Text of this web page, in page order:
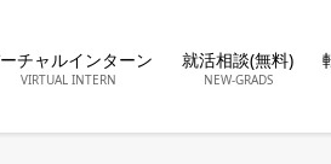
チャルインターン
VIRTUAL INTERN
就活相談(無料)
NEW-GRADS